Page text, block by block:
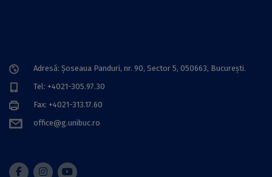
Adresă: Șoseaua Panduri, nr. 90, Sector 5, 050663, Bucureşti.
Tel: +4021-305.97.30
Fax: +4021-313.17.60
office@g.unibuc.ro